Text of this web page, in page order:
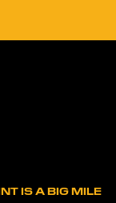
IS A BIG MILE